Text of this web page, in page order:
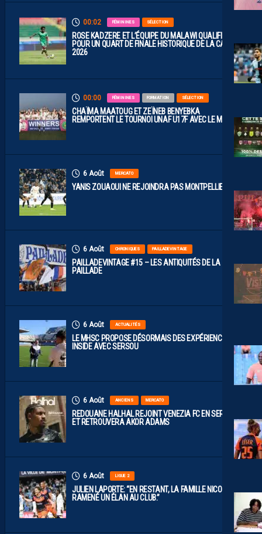
00:02 FÉMININES SÉLECTION
ROSE KADZERE ET L’ÉQUIPE DU MALAWI QUALIFIÉES
POUR UN QUART DE FINALE HISTORIQUE DE LA CAN
2026
00:00 FÉMININES FORMATION SÉLECTION
CHAÏMA MAATOUG ET ZEÏNEB BENYEBKA
REMPORTENT LE TOURNOI UNAF U17F AVEC LE MAROC
6 Août MERCATO
YANIS ZOUAOUI NE REJOINDRA PAS MONTPELLIER…
6 Août CHRONIQUES PAILLADEVINTAGE
PAILLADEVINTAGE #15 – LES ANTIQUITÉS DE LA
PAILLADE
6 Août ACTUALITÉS
LE MHSC PROPOSE DÉSORMAIS DES EXPÉRIENCES
INSIDE AVEC SERSOU
6 Août ANCIENS MERCATO
REDOUANE HALHAL REJOINT VENEZIA FC EN SERIE A
ET RETROUVERA AKOR ADAMS
6 Août LIGUE 2
JULIEN LAPORTE: “EN RESTANT, LA FAMILLE NICOLLIN A
RAMENÉ UN ÉLAN AU CLUB.”